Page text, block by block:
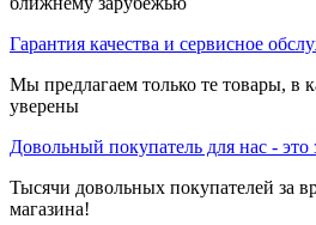
Гарантия качества и сервисное
Мы предлагаем только те товары, в
уверены
Довольный покупатель для нас - это
Тысячи довольных покупателей за
магазина!